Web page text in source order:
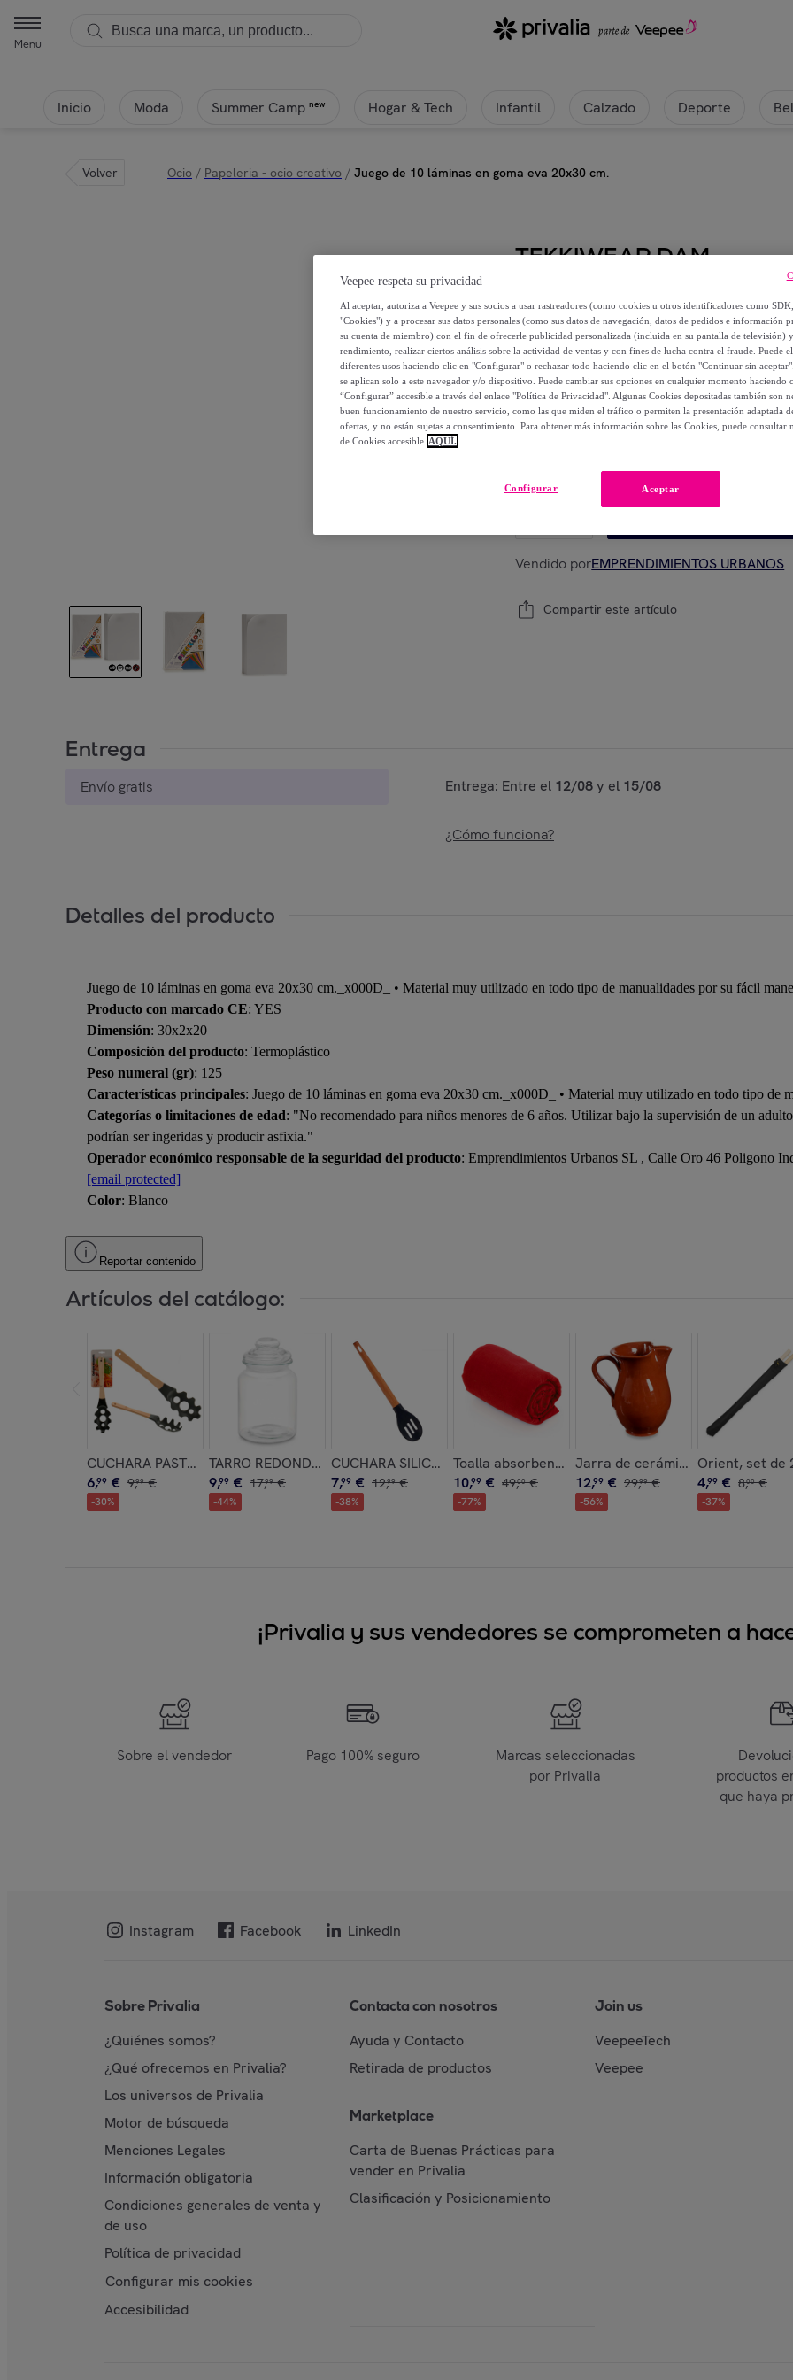
Menu
Inicio Moda Summer Camp new Hogar & Tech Infantil Calzado Deporte
Volver Ocio / Papeleria - ocio creativo / Juego de 10 láminas en goma eva 20x30 cm.
TEKKIWEAR DAM
4,99 €
12,00 €
-58%
Vendido porEMPRENDIMIENTOS URBANOS
Compartir este artículo
Entrega
Envío gratis Entrega: Entre el 12/08y el 15/08
¿Cómo funciona?
Detalles del producto
Juego de 10 láminas en goma eva 20x30 cm._x000D_ • Material muy utilizado en todo tipo de manualidades por su fácil
Producto con marcado CE: YES
Dimensión: 30x2x20
Composición del producto: Termoplástico
Peso numeral (gr): 125
Características principales: Juego de 10 láminas en goma eva 20x30 cm._x000D_ • Material muy utilizado en todo tipo de
Categorías o limitaciones de edad: "No recomendado para niños menores de 6 años. Utilizar bajo la supervisión de un
podrían ser ingeridas y producir asfixia."
Operador económico responsable de la seguridad del producto: Emprendimientos Urbanos SL , Calle Oro 46 Poligono
[email protected]
Color: Blanco
Reportar contenido
Artículos del catálogo:
CUCHARA PASTA SURT COLOR aleatorio
6,99 € 9,99 €
-30%
TARRO REDONDO LISO TAPA CRISTAL 900ML
9,99 € 17,99 €
-44%
CUCHARA SILICONA MANGO MADERA DE HAYA 30,5CM
7,99 € 12,99 €
-38%
Toalla absorbente Yarg 138x72 cm.
10,99 € 49,00 €
-77%
Jarra de cerámica refractaria de
12,99 € 29,99 €
-56%
Orient, set de
4,99 € 8,00 €
-37%
¡Privalia y sus vendedores se comprometen a
Sobre el vendedor Pago 100% seguro
Marcas seleccionadas
por Privalia
productos
que haya
Instagram Facebook LinkedIn
Sobre Privalia
¿Quiénes somos?
¿Qué ofrecemos en Privalia?
Los universos de Privalia
Motor de búsqueda
Menciones Legales
Información obligatoria
Condiciones generales de venta y
de uso
Política de privacidad
Configurar mis cookies
Accesibilidad
Contacta con nosotros
Ayuda y Contacto
Retirada de productos
Marketplace
Carta de Buenas Prácticas para
vender en Privalia
Clasificación y Posicionamiento
Join us
VeepeeTech
Veepee
Veepee respeta su privacidad
Al aceptar, autoriza a Veepee y sus socios a usar rastreadores (como cookies u otros identificadores como
"Cookies") y a procesar sus datos personales (como sus datos de navegación, datos de pedidos e información
su cuenta de miembro) con el fin de ofrecerle publicidad personalizada (incluida en su pantalla de televisión)
rendimiento, realizar ciertos análisis sobre la actividad de ventas y con fines de lucha contra el fraude. Puede
diferentes usos haciendo clic en "Configurar" o rechazar todo haciendo clic en el botón "Continuar sin
se aplican solo a este navegador y/o dispositivo. Puede cambiar sus opciones en cualquier momento haciendo
“Configurar” accesible a través del enlace "Política de Privacidad". Algunas Cookies depositadas también son
buen funcionamiento de nuestro servicio, como las que miden el tráfico o permiten la presentación adaptada
ofertas, y no están sujetas a consentimiento. Para obtener más información sobre las Cookies, puede consultar
de Cookies accesible AQUÍ.
Aceptar
Configurar